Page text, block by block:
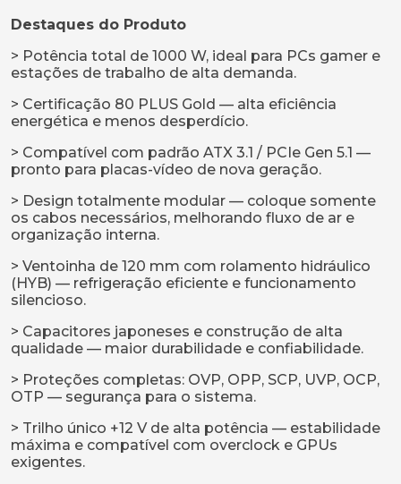
Destaques do Produto
> Potência total de 1000 W, ideal para PCs gamer e
estações de trabalho de alta demanda.
> Certificação 80 PLUS Gold — alta eficiência
energética e menos desperdício.
> Compatível com padrão ATX 3.1 / PCIe Gen 5.1 —
pronto para placas-vídeo de nova geração.
> Design totalmente modular — coloque somente
os cabos necessários, melhorando fluxo de ar e
organização interna.
> Ventoinha de 120 mm com rolamento hidráulico
(HYB) — refrigeração eficiente e funcionamento
silencioso.
> Capacitores japoneses e construção de alta
qualidade — maior durabilidade e confiabilidade.
> Proteções completas: OVP, OPP, SCP, UVP, OCP,
OTP — segurança para o sistema.
> Trilho único +12 V de alta potência — estabilidade
máxima e compatível com overclock e GPUs
exigentes.